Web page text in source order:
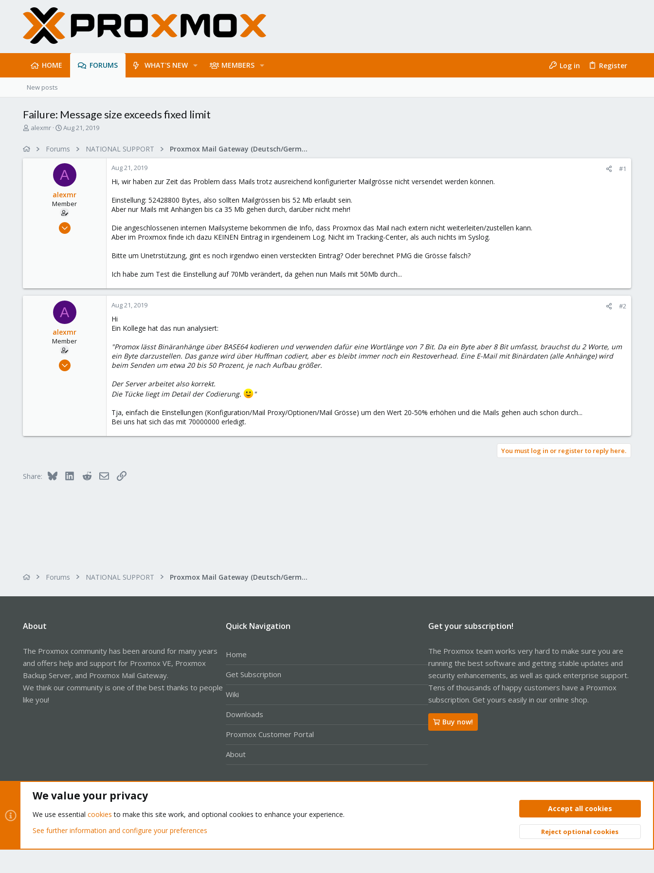
HOME FORUMS WHAT'S NEW MEMBERS Log in Register
New posts
Failure: Message size exceeds fixed limit
T
alexmr
S
r
t
d
a
t
e
Aug 21, 2019
Forums NATIONAL SUPPORT Proxmox Mail Gateway (Deutsch/German)
A
alexmr
Member
Sep 18, 2008
Aug 21, 2019 #1
Hi, wir haben zur Zeit das Problem dass Mails trotz ausreichend konfigurierter Mailgrösse nicht versendet werden können.
Einstellung: 52428800 Bytes, also sollten Mailgrössen bis 52 Mb erlaubt sein.
Aber nur Mails mit Anhängen bis ca 35 Mb gehen durch, darüber nicht mehr!
Die angeschlossenen internen Mailsysteme bekommen die Info, dass Proxmox das Mail nach extern nicht weiterleiten/zustellen kann.
Aber im Proxmox finde ich dazu KEINEN Eintrag in irgendeinem Log. Nicht im Tracking-Center, als auch nichts im Syslog.
Bitte um Unetrstützung, gint es noch irgendwo einen versteckten Eintrag? Oder berechnet PMG die Grösse falsch?
Ich habe zum Test die Einstellung auf 70Mb verändert, da gehen nun Mails mit 50Mb durch...
A
alexmr
Member
Sep 18, 2008
Aug 21, 2019 #2
Hi
Ein Kollege hat das nun analysiert:
"Promox lässt Binäranhänge über BASE64 kodieren und verwenden dafür eine Wortlänge von 7 Bit. Da ein Byte aber 8 Bit umfasst, brauchst du 2 Worte, um
ein Byte darzustellen. Das ganze wird über Huffman codiert, aber es bleibt immer noch ein Restoverhead. Eine E-Mail mit Binärdaten (alle Anhänge) wird
beim Senden um etwa 20 bis 50 Prozent, je nach Aufbau größer.
Der Server arbeitet also korrekt.
Die Tücke liegt im Detail der Codierung.
"
Tja, einfach die Einstellungen (Konfiguration/Mail Proxy/Optionen/Mail Grösse) um den Wert 20-50% erhöhen und die Mails gehen auch schon durch...
Bei uns hat sich das mit 70000000 erledigt.
You must log in or register to reply here.
Share: Bluesky LinkedInRedditEmailLink
Forums NATIONAL SUPPORT Proxmox Mail Gateway (Deutsch/German)
About
The Proxmox community has been around for many years
and offers help and support for Proxmox VE, Proxmox
Backup Server, and Proxmox Mail Gateway.
We think our community is one of the best thanks to people
like you!
Quick Navigation
Home
Get Subscription
Wiki
Downloads
Proxmox Customer Portal
About
Get your subscription!
The Proxmox team works very hard to make sure you are
running the best software and getting stable updates and
security enhancements, as well as quick enterprise support.
Tens of thousands of happy customers have a Proxmox
subscription. Get yours easily in our online shop.
Buy now!
Privacy policy Help Home
Community platform by XenForo® © 2010-2026 XenForo Ltd. Top
We value your privacy
We use essential cookies to make this site work, and optional cookies to enhance your experience.
See further information and configure your preferences
Accept all cookies
Reject optional cookies